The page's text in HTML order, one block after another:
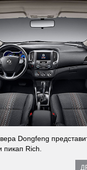
Dongfeng
пикап Rich.